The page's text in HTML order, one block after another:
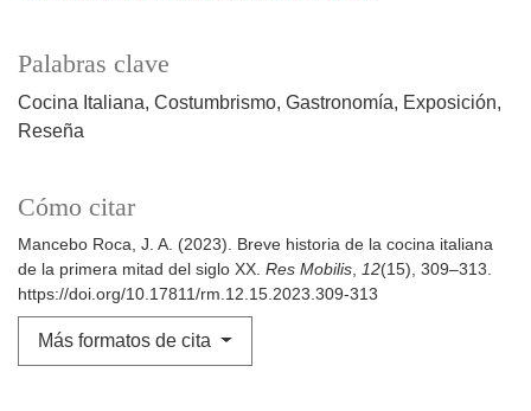
Palabras clave
Cocina Italiana Costumbrismo Gastronomía
Exposición
Reseña
Cómo citar
Mancebo Roca, J. A. (2023). Breve historia de la cocina italiana
de la primera mitad del siglo XX. Res Mobilis, 12(15), 309–313.
https://doi.org/10.17811/rm.12.15.2023.309-313
Más formatos de cita